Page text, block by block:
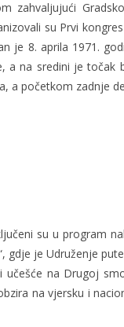
zahvaljujući
su Prvi
je 8. aprila 1971.
na sredini je točak
a početkom zadnje
su u program
gdje je Udruženje
na Drugoj
na vjersku i